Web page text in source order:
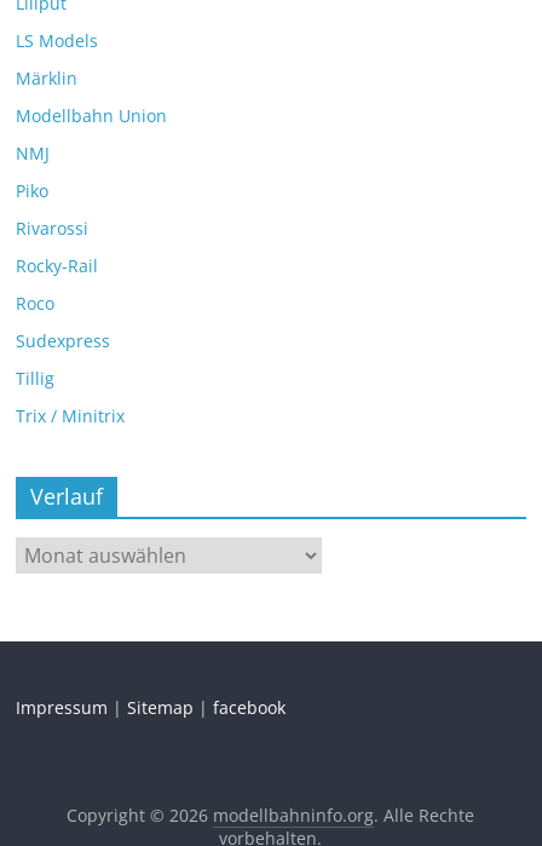
LS Models
Märklin
Modellbahn Union
NMJ
Piko
Rivarossi
Rocky-Rail
Roco
Sudexpress
Tillig
Trix / Minitrix
Verlauf
Impressum |Sitemap |facebook
Copyright © 2026 modellbahninfo.org. Alle Rechte
vorbehalten.